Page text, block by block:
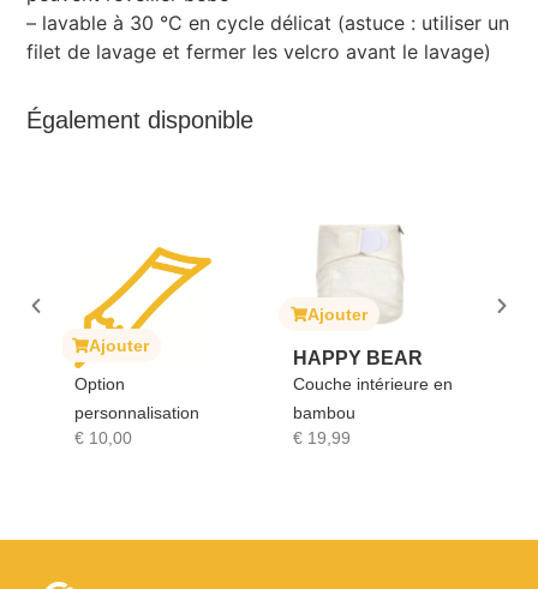
– lavable à 30 °C en cycle délicat (astuce : utiliser un
filet de lavage et fermer les velcro avant le lavage)
Également disponible
HAPPY BEAR
Couche intérieure en
bambou
Ajouter
SOPHIE LA
GIRAFE